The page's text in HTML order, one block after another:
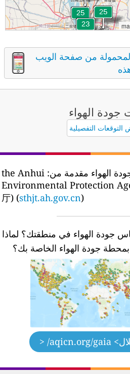
من صفحة الويب
جودة الهواء
التوقعات التفصيلية
الهواء مقدمة من: the Anhui
Environmental Protection
厅) (sthjt.ah.gov.cn)
جودة الهواء في منطقتك؟ لماذا
جودة الهواء الخاصة بك؟
> aqicn.org/gaia/ <